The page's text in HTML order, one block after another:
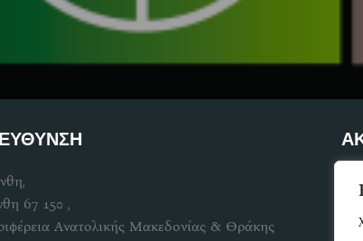
67 150 ,
Ανατολικής Μακεδονίας & Θράκης